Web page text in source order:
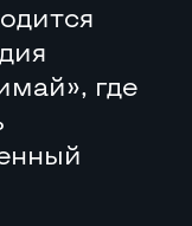
где